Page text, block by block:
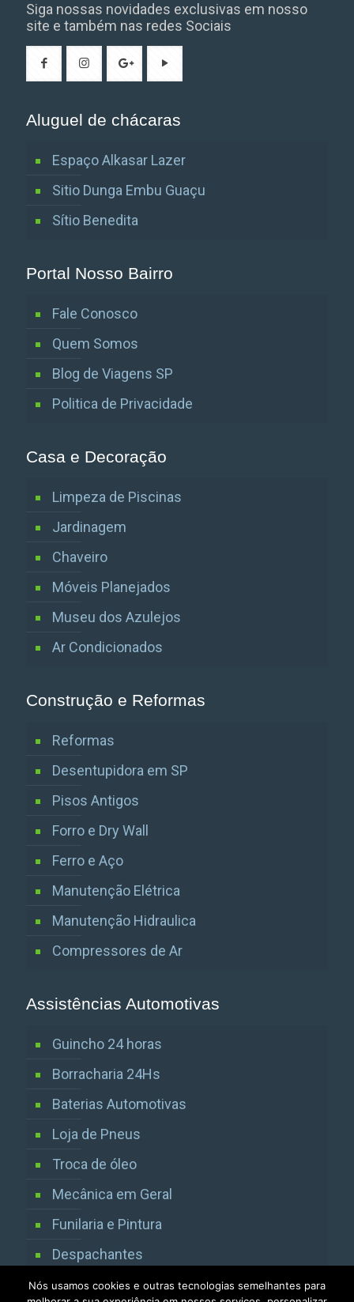
Siga nossas novidades exclusivas em nosso
site e também nas redes Sociais
Aluguel de chácaras
Espaço Alkasar Lazer
Sitio Dunga Embu Guaçu
Sítio Benedita
Portal Nosso Bairro
Fale Conosco
Quem Somos
Blog de Viagens SP
Politica de Privacidade
Casa e Decoração
Limpeza de Piscinas
Jardinagem
Chaveiro
Móveis Planejados
Museu dos Azulejos
Ar Condicionados
Construção e Reformas
Reformas
Desentupidora em SP
Pisos Antigos
Forro e Dry Wall
Ferro e Aço
Manutenção Elétrica
Manutenção Hidraulica
Compressores de Ar
Assistências Automotivas
Guincho 24 horas
Borracharia 24Hs
Baterias Automotivas
Loja de Pneus
Troca de óleo
Mecânica em Geral
Funilaria e Pintura
Despachantes
Vistorias Detran SP
Nós usamos cookies e outras tecnologias semelhantes para